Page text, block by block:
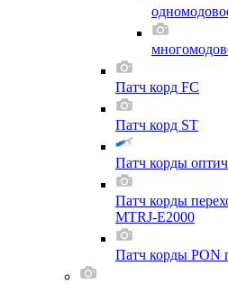
Патч корд FC
Патч корд ST
Патч корды
Патч корды
MTRJ-E2000
Патч корды PON